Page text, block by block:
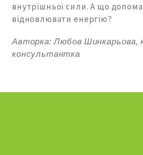
внутрішньої сили. А що
відновлювати енергію?
Авторка: Любов Шинкарьова,
консультантка